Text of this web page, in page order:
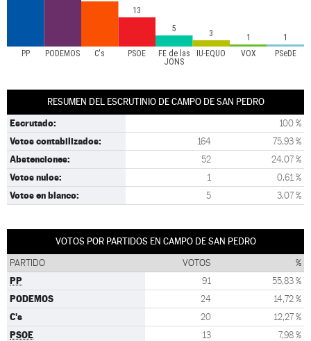
PP PODEMOS C's PSOE
FE de las
JONS
IU-EQUO VOX PSeDE
13
5
3 1 1
RESUMEN DEL ESCRUTINIO DE CAMPO DE SAN PEDRO
Escrutado: 100 %
Votos contabilizados: 164 75,93 %
Abstenciones: 52 24,07 %
Votos nulos: 1 0,61 %
Votos en blanco: 5 3,07 %
VOTOS POR PARTIDOS EN CAMPO DE SAN PEDRO
PARTIDO VOTOS %
PP 91 55,83 %
PODEMOS 24 14,72 %
C's 20 12,27 %
PSOE 13 7,98 %